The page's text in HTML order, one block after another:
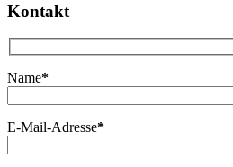
Kontakt
Name*
E-Mail-Adresse*